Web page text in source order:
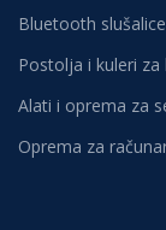
Bluetooth slušalice
Postolja i kuleri za
Alati i oprema za
Oprema za